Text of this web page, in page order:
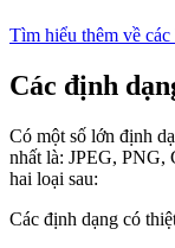
Tìm hiểu thêm về
Các định
Có một số lớn định
nhất là: JPEG, PNG,
hai loại sau:
Các định dạng có